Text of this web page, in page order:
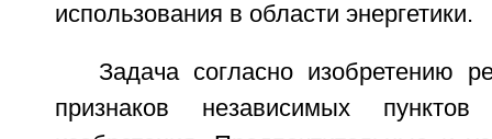
использования в области энергетики.
Задача согласно изобретению
признаков независимых